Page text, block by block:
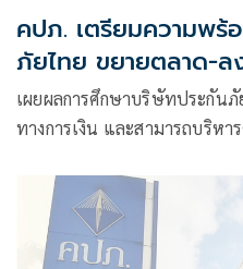
คปภ. เตรียมความพร้
ภัยไทย ขยายตลาด-ล
เผยผลการศึกษาบริษัทประกัน
ทางการเงิน และสามารถบริห
ที่หลากหลาย ที่สำคัญมีชื่อเสีย
ให้ชาวต่างชาติเดินทางมาซื้อ
สุขภาพในไทย